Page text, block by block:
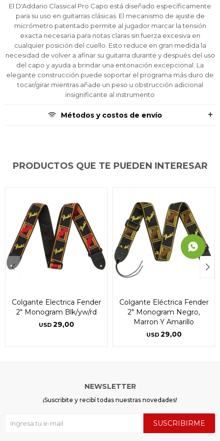
El D'Addario Classical Pro Capo está diseñado específicamente
para su uso en guitarras clásicas. El mecanismo de ajuste de
micrómetro patentado permite al jugador marcar la tensión
exacta necesaria para notas claras sin fuerza excesiva en
cualquier posición del cuello. Esto reduce en gran medida la
necesidad de volver a afinar su guitarra durante y después del uso
del capo y ayuda a brindar una entonación excepcional. La
elegante construcción puede soportar el programa más duro de
tocar/girar mientras añade un peso u obstrucción adicional
insignificante al instrumento
Métodos y costos de envío
PRODUCTOS QUE TE PUEDEN INTERESAR
Colgante Electrica Fender
2" Monogram Blk/yw/rd
USD 29,00
Colgante Eléctrica Fender
2" Monogram Negro,
Marron Y Amarillo
USD 29,00
tarjeta de crédito
Celular
Fecha de nacimiento
Día Mes Año
Continuar
¡Tenés hasta
para comprar en las cuotas que
prefieras!
Elegí tus productos preferidos
Elegís Pago Después como metodo de pago
* sujeto a aprobación crediticia. El monto disponible
puede variar por comercio
Parece que no tenes oferta, lamentamos
el inconveniente, por cualquier duda
contactanos en
preguntas@pagodespues.com.uy
¡Algo salió mal!
Por favor intenta nuevamente mas tarde.
NEWSLETTER
¡Suscribite y recibí todas nuestras novedades!
SUSCRIBIRME
tarjeta de crédito
Celular
Fecha de nacimiento
Día Mes Año
Continuar
¡Tenés hasta
para comprar en las cuotas que
prefieras!
Elegí tus productos preferidos
Elegís Pago Después como metodo de pago
* sujeto a aprobación crediticia. El monto disponible
puede variar por comercio
Parece que no tenes oferta, lamentamos
el inconveniente, por cualquier duda
contactanos en
preguntas@pagodespues.com.uy
¡Algo salió mal!
Por favor intenta nuevamente mas tarde.
tarjeta de crédito
Celular
Fecha de nacimiento
Día Mes Año
Continuar
¡Tenés hasta
para comprar en las cuotas que
prefieras!
Elegí tus productos preferidos
Elegís Pago Después como metodo de pago
* sujeto a aprobación crediticia. El monto disponible
puede variar por comercio
Parece que no tenes oferta, lamentamos
el inconveniente, por cualquier duda
contactanos en
preguntas@pagodespues.com.uy
¡Algo salió mal!
Por favor intenta nuevamente mas tarde.